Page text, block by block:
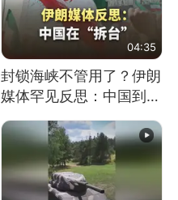
04:35
封锁海峡不管用了？伊朗
媒体罕见反思：中国到底